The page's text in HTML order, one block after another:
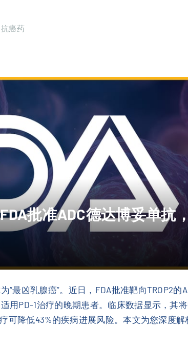
抗癌药
批准ADC德达博妥单抗
最凶乳腺癌”。近日，FDA批准靶向TROP2的
用PD-1治疗的晚期患者。临床数据显示，其
可降低43%的疾病进展风险。本文为您深度解